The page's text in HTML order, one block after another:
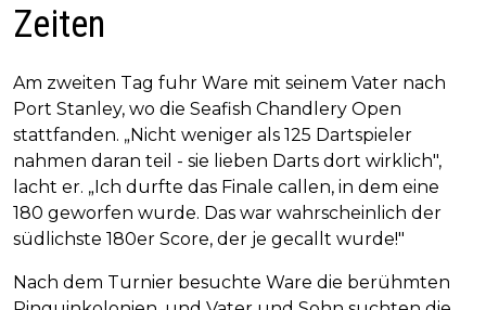
Zeiten
Am zweiten Tag fuhr Ware mit seinem Vater nach
Port Stanley, wo die Seafish Chandlery Open
stattfanden. „Nicht weniger als 125 Dartspieler
nahmen daran teil - sie lieben Darts dort wirklich",
lacht er. „Ich durfte das Finale callen, in dem eine
180 geworfen wurde. Das war wahrscheinlich der
südlichste 180er Score, der je gecallt wurde!"
Nach dem Turnier besuchte Ware die berühmten